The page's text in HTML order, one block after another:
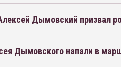
Дымовский призвал
Дымовского напали в